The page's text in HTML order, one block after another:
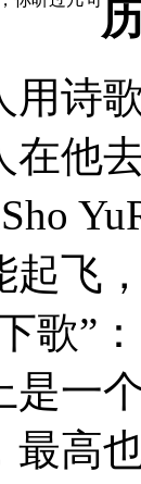
用诗
在他
起飞
歌”
是一
最高